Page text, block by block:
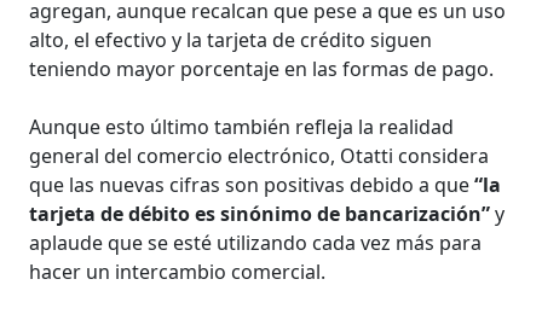
agregan, aunque recalcan que pese a que es un uso
alto, el efectivo y la tarjeta de crédito siguen
teniendo mayor porcentaje en las formas de pago.
Aunque esto último también refleja la realidad
general del comercio electrónico, Otatti considera
que las nuevas cifras son positivas debido a que“la
tarjeta de débito es sinónimo de bancarización”y
aplaude que se esté utilizando cada vez más para
hacer un intercambio comercial.